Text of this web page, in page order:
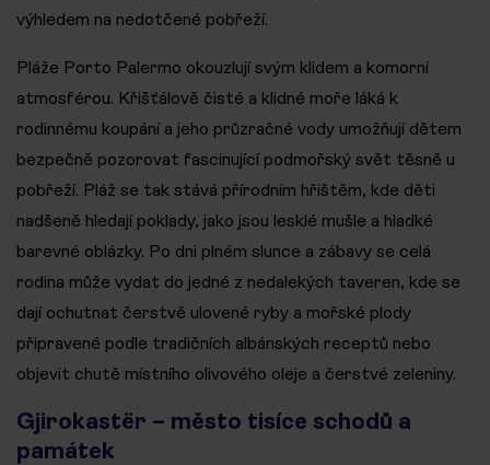
výhledem na nedotčené pobřeží.
Pláže Porto Palermo okouzlují svým klidem a komorní
atmosférou. Křišťálově čisté a klidné moře láká k
rodinnému koupání a jeho průzračné vody umožňují dětem
bezpečně pozorovat fascinující podmořský svět těsně u
pobřeží. Pláž se tak stává přírodním hřištěm, kde děti
nadšeně hledají poklady, jako jsou lesklé mušle a hladké
barevné oblázky. Po dni plném slunce a zábavy se celá
rodina může vydat do jedné z nedalekých taveren, kde se
dají ochutnat čerstvě ulovené ryby a mořské plody
připravené podle tradičních albánských receptů nebo
objevit chutě místního olivového oleje a čerstvé zeleniny.
Gjirokastër – město tisíce schodů a
památek